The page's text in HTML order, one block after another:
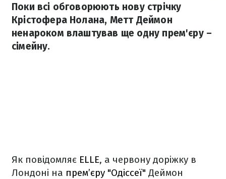
Поки всі обговорюють нову стрічку
Крістофера Нолана, Метт Деймон
ненароком влаштував ще одну прем'єру –
сімейну.
Як повідомляє ELLE, а червону доріжку в
Лондоні на прем’єру "Одіссеї" Деймон